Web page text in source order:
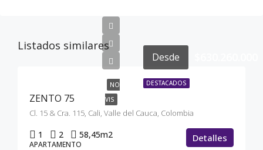
Listados similares
DESTACADOS
NO
VIS
Desde
ZENTO 75
Cl. 15 & Cra. 115, Cali, Valle del Cauca, Colombia
1 2 58,45m2
APARTAMENTO
Detalles